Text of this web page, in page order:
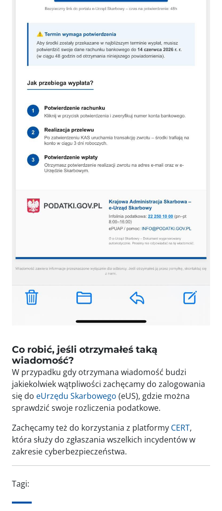
Co robić, jeśli otrzymałeś taką
wiadomość?
W przypadku gdy otrzymana wiadomość budzi
jakiekolwiek wątpliwości zachęcamy do zalogowania
się do eUrzędu Skarbowego (eUS), gdzie można
sprawdzić swoje rozliczenia podatkowe.
Zachęcamy też do korzystania z platformy CERT,
która służy do zgłaszania wszelkich incydentów w
zakresie cyberbezpieczeństwa.
Tagi: